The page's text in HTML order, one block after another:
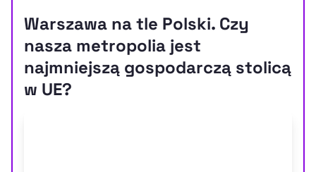
Warszawa na tle Polski. Czy
nasza metropolia jest
najmniejszą gospodarczą stolicą
w UE?